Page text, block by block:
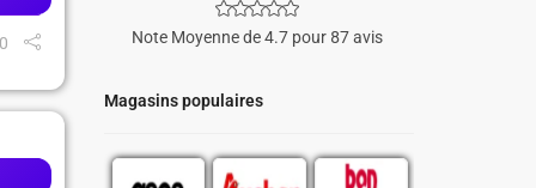
Note Moyenne de 4.7 pour 87 avis
Magasins populaires